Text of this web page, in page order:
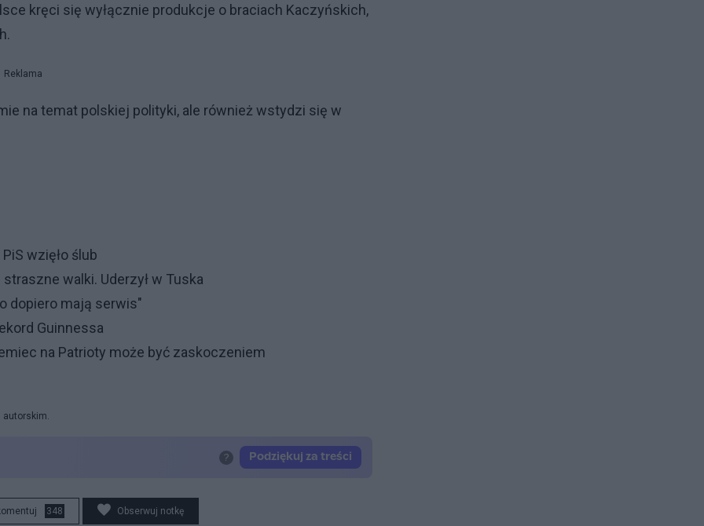
kręci się wyłącznie produkcje o braciach Kaczyńskich,
Reklama
na temat polskiej polityki, ale również wstydzi się w
wzięło ślub
walki. Uderzył w Tuska
dopiero mają serwis"
Guinnessa
na Patrioty może być zaskoczeniem
348 Obserwuj notkę